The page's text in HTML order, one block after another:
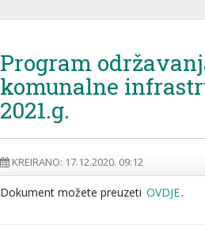
Program
komunalne
2021.g.
KREIRANO: 17.12.2020. 09:12
Dokument možete preuzeti OVDJE.